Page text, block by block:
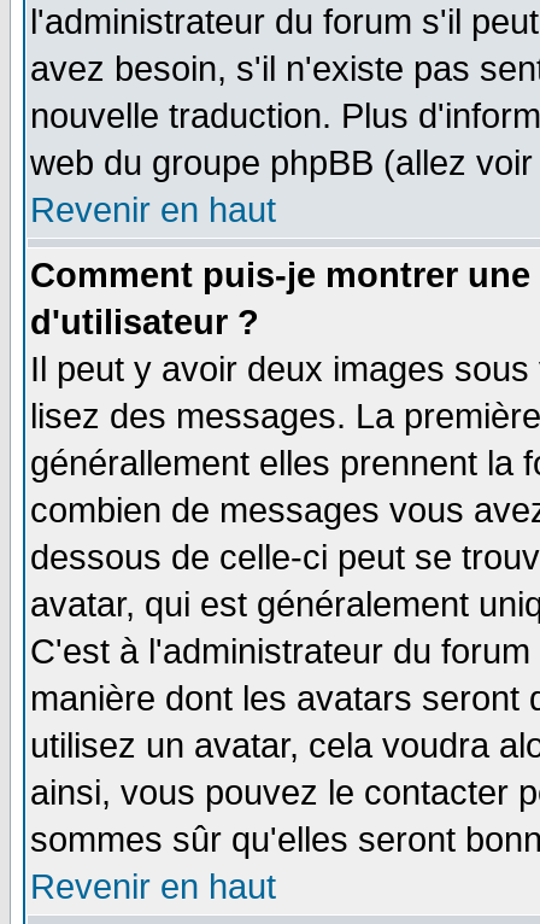
l'administrateur du forum s'il
avez besoin, s'il n'existe pas
nouvelle traduction. Plus
web du groupe phpBB (allez
Revenir en haut
Comment puis-je montrer
d'utilisateur ?
Il peut y avoir deux images
lisez des messages. La
générallement elles prennent la
combien de messages vous
dessous de celle-ci peut se
avatar, qui est généralement
C'est à l'administrateur du
manière dont les avatars seront
utilisez un avatar, cela voudra
ainsi, vous pouvez le contacter
sommes sûr qu'elles seront
Revenir en haut